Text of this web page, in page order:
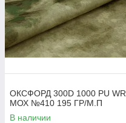
ОКСФОРД 300D 1000 PU WR
МОХ №410 195 ГР/М.П
В наличии